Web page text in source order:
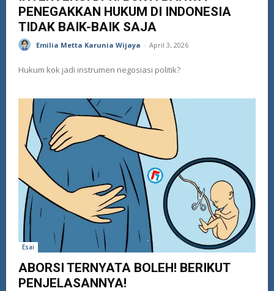
PENEGAKKAN HUKUM DI INDONESIA
TIDAK BAIK-BAIK SAJA
Emilia Metta Karunia Wijaya - April 3, 2026
Hukum kok jadi instrumen negosiasi politik?
Esai
ABORSI TERNYATA BOLEH! BERIKUT
PENJELASANNYA!